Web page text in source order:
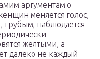
аргументам о
меняется голос,
грубым, наблюдается
желтыми, а
далеко не каждый